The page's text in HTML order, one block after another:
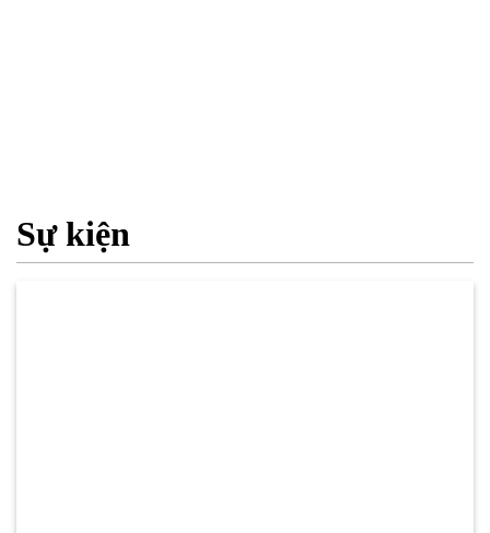
Sự kiện